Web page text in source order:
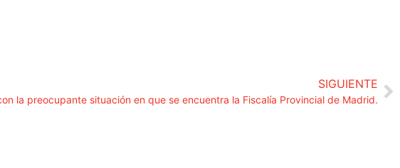
SIGUIENTE
la preocupante situación en que se encuentra la Fiscalía Provincial de Madrid.